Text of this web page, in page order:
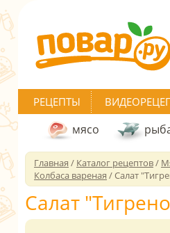
РЕЦЕПТЫ
мясо
Главная / Каталог рецептов/
Колбаса вареная /Салат
Салат